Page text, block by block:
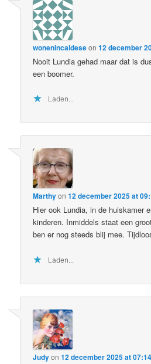
wonenincaldeseon12 december
Nooit Lundia gehad maar dat is
een boomer.
Laden...
Marthyon12 december 2025 at
Hier ook Lundia, in de huiskamer
kinderen. Inmiddels staat een
ben er nog steeds blij mee.
Laden...
Judyon12 december 2025 at 07:14